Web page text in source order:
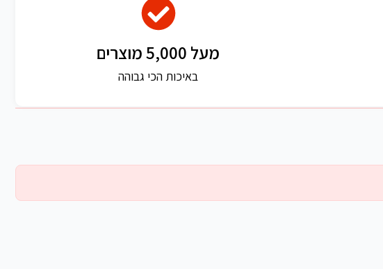
מעל 5,000 מוצרים
באיכות הכי גבוהה